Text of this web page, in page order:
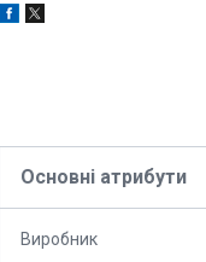
Основні атрибути
Виробник